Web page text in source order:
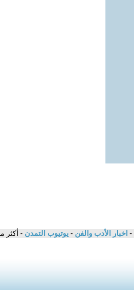
- اخبار الأدب والفن - يوتيوب التمدن - أكثر من 120 ألف طالب وطالبة بالشهادة الإعدادية بالقليوبية يتوافدون على لجان